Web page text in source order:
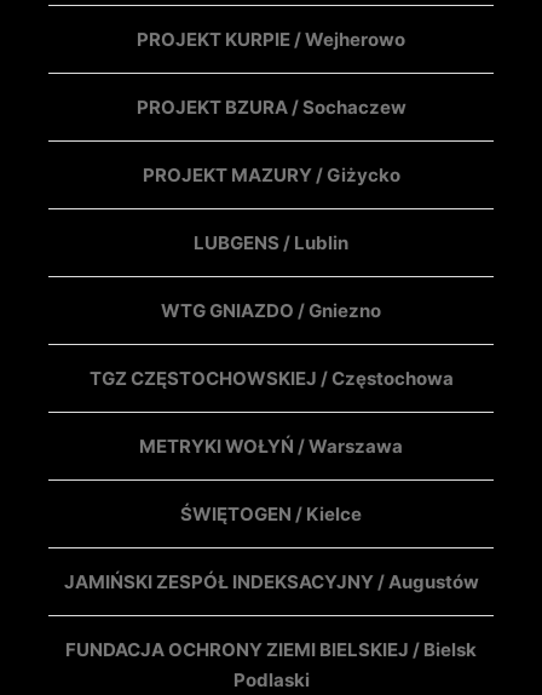
PROJEKT KURPIE / Wejherowo
PROJEKT BZURA / Sochaczew
PROJEKT MAZURY / Giżycko
LUBGENS / Lublin
WTG GNIAZDO / Gniezno
TGZ CZĘSTOCHOWSKIEJ / Częstochowa
METRYKI WOŁYŃ / Warszawa
ŚWIĘTOGEN / Kielce
JAMIŃSKI ZESPÓŁ INDEKSACYJNY / Augustów
FUNDACJA OCHRONY ZIEMI BIELSKIEJ / Bielsk
Podlaski